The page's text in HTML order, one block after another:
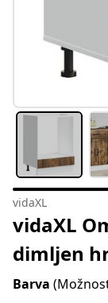
vidaXL
vidaXL
dimljen
Barva